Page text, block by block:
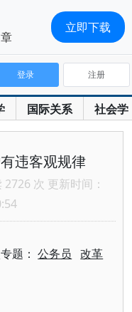
国际关系 社会学
登录 注册
违客观规律
次 更新时间：
题：公务员 改革
立即下载